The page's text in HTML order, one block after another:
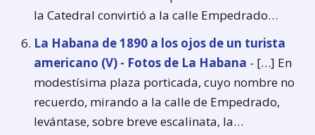
la Catedral convirtió a la calle Empedrado…
La Habana de 1890 a los ojos de un turista
americano (V) - Fotos de La Habana - […] En
modestísima plaza porticada, cuyo nombre no
recuerdo, mirando a la calle de Empedrado,
levántase, sobre breve escalinata, la…